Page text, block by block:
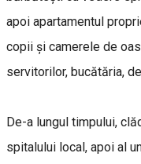
apoi apartamentul
copii și camerele de
servitorilor, bucătăria,
De-a lungul timpului,
spitalului local, apoi al